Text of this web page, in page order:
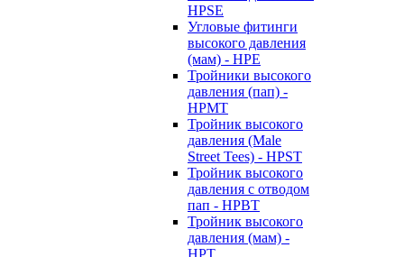
HPSE
Угловые фитинги
высокого давления
(мам) - HPE
Тройники высокого
давления (пап) -
HPMT
Тройник высокого
давления (Male
Street Tees) - HPST
Тройник высокого
давления с отводом
пап - HPBT
Тройник высокого
давления (мам) -
HPT